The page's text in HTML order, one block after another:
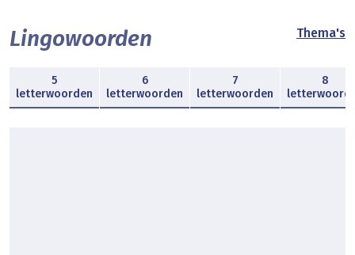
Lingowoorden Thema's
5
letterwoorden
6
letterwoorden
7
letterwoorden
8